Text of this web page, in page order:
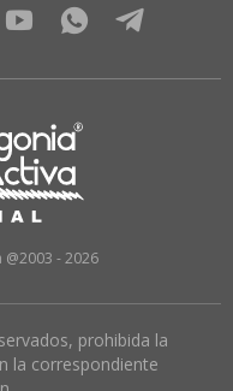
- 2026
prohibida la
la correspondiente